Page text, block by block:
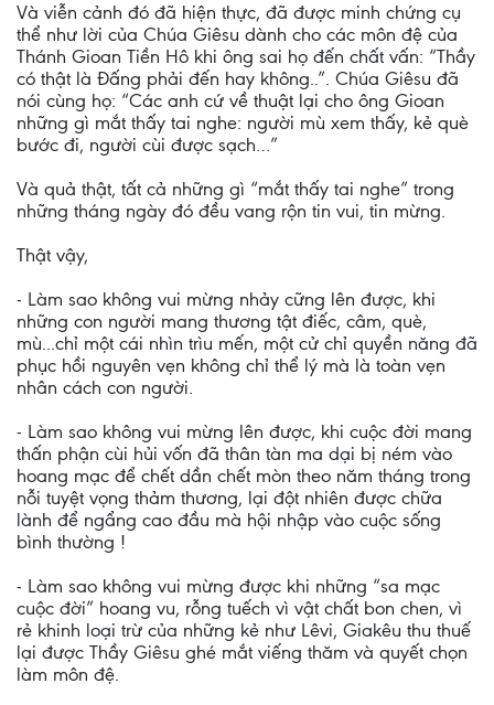
Và viễn cảnh đó đã hiện thực, đã được minh chứng cụ
thể như lời của Chúa Giêsu dành cho các môn đệ của
Thánh Gioan Tiền Hô khi ông sai họ đến chất vấn: “Thầy
có thật là Đấng phải đến hay không..”. Chúa Giêsu đã
nói cùng họ: “Các anh cứ về thuật lại cho ông Gioan
những gì mắt thấy tai nghe: người mù xem thấy, kẻ què
bước đi, người cùi được sạch…”
Và quả thật, tất cả những gì “mắt thấy tai nghe” trong
những tháng ngày đó đều vang rộn tin vui, tin mừng.
Thật vậy,
- Làm sao không vui mừng nhảy cững lên được, khi
những con người mang thương tật điếc, câm, què,
mù...chỉ một cái nhìn trìu mến, một cử chỉ quyền năng đã
phục hồi nguyên vẹn không chỉ thể lý mà là toàn vẹn
nhân cách con người.
- Làm sao không vui mừng lên được, khi cuộc đời mang
thấn phận cùi hủi vốn đã thân tàn ma dại bị ném vào
hoang mạc để chết dần chết mòn theo năm tháng trong
nỗi tuyệt vọng thảm thương, lại đột nhiên được chữa
lành để ngẩng cao đầu mà hội nhập vào cuộc sống
bình thường !
- Làm sao không vui mừng được khi những “sa mạc
cuộc đời” hoang vu, rỗng tuếch vì vật chất bon chen, vì
rẻ khinh loại trừ của những kẻ như Lêvi, Giakêu thu thuế
lại được Thầy Giêsu ghé mắt viếng thăm và quyết chọn
làm môn đệ.